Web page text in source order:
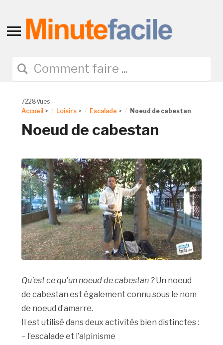
Toggle
navigation
7228Vues
Accueil > Loisirs > Escalade > Noeud de cabestan
Noeud de cabestan
Qu’est ce qu’un noeud de cabestan ?Un noeud
de cabestan est également connu sous le nom
de noeud d’amarre.
Il est utilisé dans deux activités bien distinctes :
– l’escalade et l’alpinisme